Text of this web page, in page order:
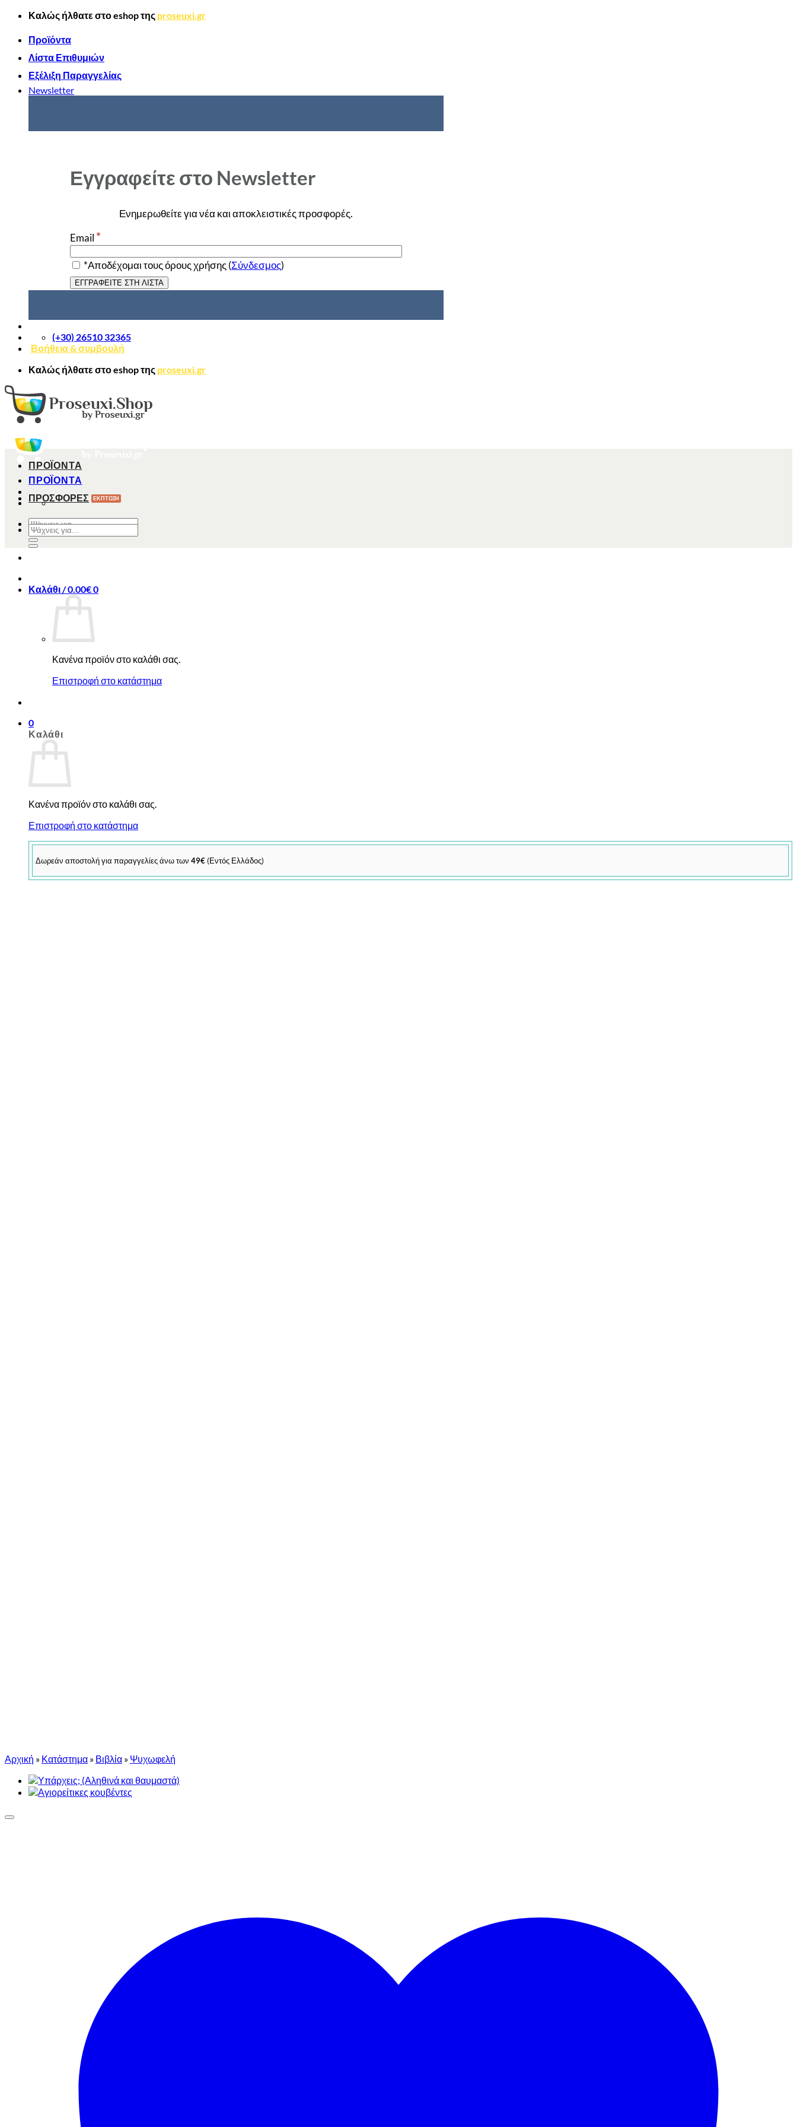
Μετάβαση
περιεχόμενο
Καλώς ήλθατε στοeshopτης proseuxi.gr
Προϊόντα
Λίστα Επιθυμιών
Εξέλιξη Παραγγελίας
Newsletter
Εγγραφείτε στο Newsletter
Ενημερωθείτε για νέα και αποκλειστικέςπροσφορές.
Email *
*Αποδέχομαι τους όρους χρήσης (Σύνδεσμος)
(+30) 26510 32365
Βοήθεια & συμβουλή
Καλώς ήλθατε στοeshopτης proseuxi.gr
ΠΡΟΪΟΝΤΑ
Αναζήτηση
για:
Καλάθι /0.00€0
Κανένα προϊόν στο καλάθι σας.
Επιστροφή στο κατάστημα
0
Καλάθι
Κανένα προϊόν στο καλάθι σας.
Επιστροφή στο κατάστημα
Δωρεάν αποστολή για παραγγελίες άνω των 49€(Εντός Ελλάδος)
ΠΡΟΪΟΝΤΑ
ΠΡΟΣΦΟΡΕΣ
Αναζήτηση
για:
Αρχική » Κατάστημα » Βιβλία » Ψυχωφελή